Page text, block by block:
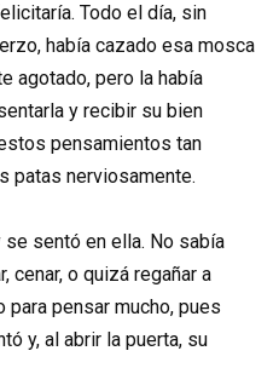
Todo el día, sin
había cazado esa mosca
agotado, pero la había
y recibir su bien
pensamientos tan
patas nerviosamente.
se sentó en ella. No sabía
cenar, o quizá regañar a
pensar mucho, pues
y, al abrir la puerta, su